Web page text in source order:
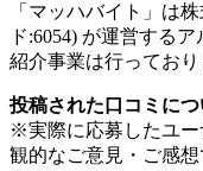
「マッハバイト」は
ド:6054) が運営する
紹介事業は行っており
投稿された口コミにつ
※実際に応募したユー
観的なご意見・ご感